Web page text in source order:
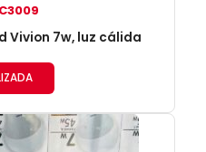
Vivion 7w, luz cálida